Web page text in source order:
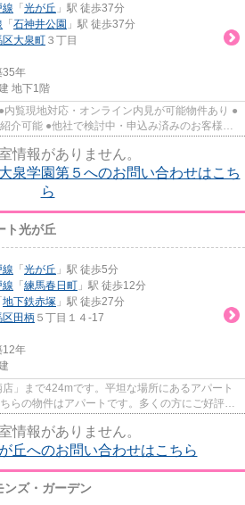
線 「 光が丘 」駅 徒歩37分
「 石神井公園 」駅 徒歩37分
区大泉町 ３丁目
35年
地下1階
覧現地対応・オンライン内見が可能物件あり ●
介可能 ●他社で検討中・申込み済みのお客様、
情報がありません。
泉学園第５へのお問い合わせはこち
ら
ト光が丘
線 「 光が丘 」駅 徒歩5分
線 「 練馬春日町 」駅 徒歩12分
地下鉄赤塚 」駅 徒歩27分
区 田柄 ５丁目１４-17
12年
」まで424mです。平坦な場所にあるアパート
らの物件はアパートです。多くの方にご好評を
情報がありません。
丘へのお問い合わせはこちら
ンズ・ガーデン